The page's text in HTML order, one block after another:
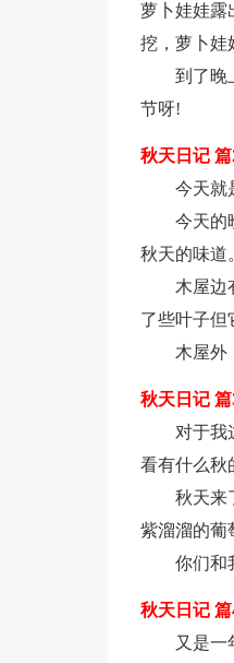
萝卜娃娃露
挖，萝卜娃
到了晚
节呀!
秋天日记 篇
今天就
今天的
秋天的味道
木屋边
了些叶子但
木屋外
秋天日记 篇
对于我
看有什么秋
秋天来
紫溜溜的葡
你们和
秋天日记 篇
又是一